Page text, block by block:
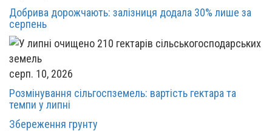
Добрива дорожчають: залізниця додала 30% лише за
серпень
серп. 10, 2026
Розмінування сільгоспземель: вартість гектара та
темпи у липні
Збереження грунту